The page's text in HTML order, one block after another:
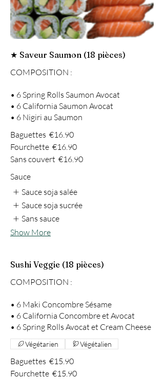
★ Saveur Saumon (18 pièces)
COMPOSITION :
• 6 Spring Rolls Saumon Avocat
• 6 California Saumon Avocat
• 6 Nigiri au Saumon
Baguettes €16.90
Fourchette €16.90
Sans couvert €16.90
Sauce
Sauce soja salée
Sauce soja sucrée
Sans sauce
Show More
Sushi Veggie (18 pièces)
COMPOSITION :
• 6 Maki Concombre Sésame
• 6 California Concombre et Avocat
• 6 Spring Rolls Avocat et Cream Cheese
Baguettes €15.90
Fourchette €15.90
Végétarien Végétalien